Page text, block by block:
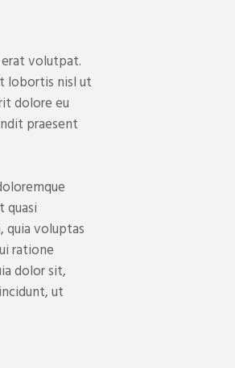
volutpat.
lobortis nisl ut
dolore eu
praesent
quasi
voluptas
ratione
dolor sit,
ut